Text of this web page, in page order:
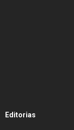
Editorias